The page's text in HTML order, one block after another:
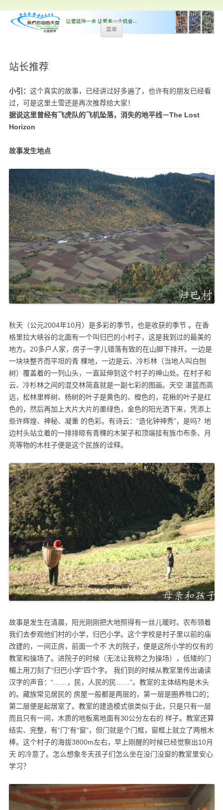
菜单
跳
至
站长推荐
小引： 这个真实的故事，已经讲过好多遍了，也许有的朋友已经看
过，可是这里土雪还是再次推荐给大家！
据说这里曾经有飞虎队的飞机坠落，消失的地平线－The Lost
Horizon
故事发生地点
秋天（公元2004年10月）是多彩的季节，也是收获的季节 。在香
格里拉大峡谷的北面有一个叫归巴的小村子，这是我到过的最美的
地方。20多户人家，房子一字儿错落有致的在山脚下排开。一边是
一块块整齐而平坦的青 稞地，一边是云、冷杉林（当地人叫白刨
树）覆盖着的一列山头，一直延伸到这个村子的神山处。在村子和
云、冷杉林之间的混交林简直就是一副七彩的图画。天空 湛蓝而高
远，松林里桦树、杨树的叶子是黄色的、橙色的，花楸的叶子是红
色的，然后再加上大片大片的墨绿色，金色的阳光洒下来，凭添上
些许辉煌、神秘、凝重 的色彩。有诗云：“造化钟神秀”，是吗？地
边村头站立着的一排排晾有青稞的木架子和顶端挂有旌巾布条、月
亮等物的木柱子便是这个民族的诠释。
故事是发生在清晨，阳光刚刚把大地照得有一丝儿暖时。农布领着
我们去参观他们村的小学，归巴小学。这个学校是村子里以前的庙
改建的，一间正房，前面一个不 大的院子，便是这所小学的仅有的
教室和操场了。进院子的时候（无法让我称之为操场），低矮的门
楣上用刀刻了“归巴小学”四个字。 我们到的时候从教室里传出诵读
汉字的声音：“……，民，人民的民……”。教室的主体结构是木头
的。藏族常见居民的 房屋一般都是两层的，第一层是圈养牲口的；
第二层便是起居室了。教室的建造模式很类似于此，只是只有一层
而且只有一间，木质的地板离地面有30公分左右的 样子。教室还算
结实、完整，有“门”有“窗”，但门就是个门框，窗框上就立了两根木
棒。这个村子的海拔3800m左右，早上刚醒的时候已经觉察出10月
天 的冷意了。怎么想象冬天孩子们怎么坐在没门没窗的教室里安心
学习？